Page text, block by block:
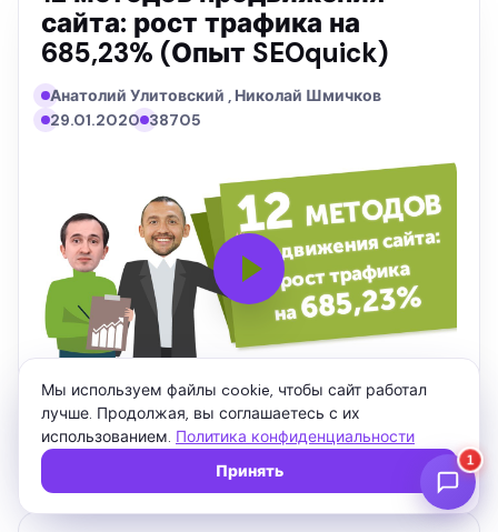
сайта: рост трафика на
685,23% (Опыт SEOquick)
Анатолий Улитовский , Николай Шмичков
29.01.2020 38705
Подписаться
Мы используем файлы cookie, чтобы сайт работал
лучше. Продолжая, вы соглашаетесь с их
использованием. Политика конфиденциальности
Принять